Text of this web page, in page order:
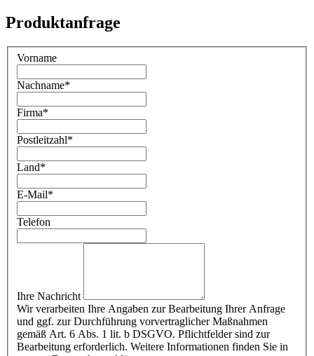
Produktanfrage
Vorname
Nachname*
Firma*
Postleitzahl*
Land*
E-Mail*
Telefon
Ihre Nachricht
Wir verarbeiten Ihre Angaben zur Bearbeitung Ihrer Anfrage
und ggf. zur Durchführung vorvertraglicher Maßnahmen
gemäß Art. 6 Abs. 1 lit. b DSGVO. Pflichtfelder sind zur
Bearbeitung erforderlich. Weitere Informationen finden Sie in